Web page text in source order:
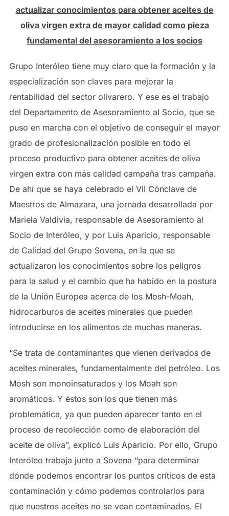
actualizar conocimientos para obtener aceites de
oliva virgen extra de mayor calidad como pieza
fundamental del asesoramiento a los socios
Grupo Interóleo tiene muy claro que la formación y la
especialización son claves para mejorar la
rentabilidad del sector olivarero. Y ese es el trabajo
del Departamento de Asesoramiento al Socio, que se
puso en marcha con el objetivo de conseguir el mayor
grado de profesionalización posible en todo el
proceso productivo para obtener aceites de oliva
virgen extra con más calidad campaña tras campaña.
De ahí que se haya celebrado el VII Cónclave de
Maestros de Almazara, una jornada desarrollada por
Mariela Valdivia, responsable de Asesoramiento al
Socio de Interóleo, y por Luis Aparicio, responsable
de Calidad del Grupo Sovena, en la que se
actualizaron los conocimientos sobre los peligros
para la salud y el cambio que ha habido en la postura
de la Unión Europea acerca de los Mosh-Moah,
hidrocarburos de aceites minerales que pueden
introducirse en los alimentos de muchas maneras.
“Se trata de contaminantes que vienen derivados de
aceites minerales, fundamentalmente del petróleo. Los
Mosh son monoinsaturados y los Moah son
aromáticos. Y éstos son los que tienen más
problemática, ya que pueden aparecer tanto en el
proceso de recolección como de elaboración del
aceite de oliva”, explicó Luis Aparicio. Por ello, Grupo
Interóleo trabaja junto a Sovena “para determinar
dónde podemos encontrar los puntos críticos de esta
contaminación y cómo podemos controlarlos para
que nuestros aceites no se vean contaminados. El